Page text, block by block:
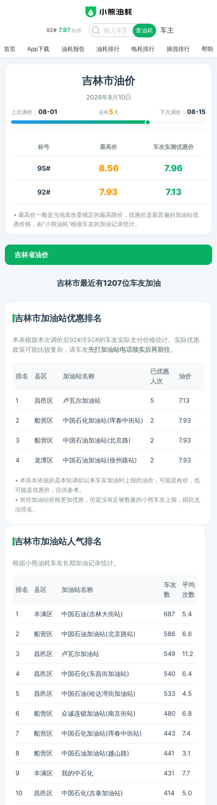
92# 7.97元/升 查油耗 车主
首页 App下载 油耗报告 油耗排行 电耗排行 插混排行 帮助
吉林市油价
2026年8月10日
上次调价： 08-01 还有5 天 下次调价： 08-15
标号 最高价 车友实测优惠价
95# 8.56 7.96
92# 7.93 7.13
• 最高价一般是当地发改委规定的最高限价，优惠价是最普遍的加油站优
惠价格，由"小熊油耗"根据车友的加油记录统计。
吉林省油价
吉林市最近有1207位车友加油
吉林市加油站优惠排名
本表根据本次调价后92#/E92#的车友实际支付价格统计。实际优惠
政策可能比较复杂，请车友先打加油站电话核实后再前往。
排名 县区 加油站名称
已优惠
人次
油价
1 昌邑区 卢瓦尔加油站 5 7.13
2 船营区 中国石化加油站(珲春中街站) 2 7.93
3 船营区 中国石油加油站(北京路) 2 7.93
4 龙潭区 中国石油加油站(徐州路站) 2 7.93
• 本排名依据的是本轮调价以来车友加油时上报的油价，可能是枪价，也
可能是优惠价，仅供参考。
• 有些加油站价格更加优惠，但是没有足够数量的小熊车友上报，因此无
法排名。
吉林市加油站人气排名
根据小熊油耗车友长期加油记录统计。
排名 县区 加油站名称
车友
数
平均
次数
1 丰满区 中国石油(吉林大街站) 687 5.4
2 船营区 中国石油加油站(北京路站) 586 6.6
3 昌邑区 卢瓦尔加油站 549 11.2
4 昌邑区 中国石化(东昌街加油站) 540 6.4
5 昌邑区 中国石油(哈达湾街加油站) 533 4.5
6 船营区 众诚连锁加油站(南京街站) 480 6.8
7 船营区 中国石化加油站(珲春中街站) 443 7.4
8 船营区 中国石油加油站(越山路) 441 3.1
9 丰满区 我的中石化 431 7.7
10 昌邑区 中国石化(吉泰加油站) 414 5.0